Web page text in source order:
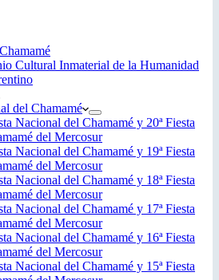
Cultural Inmaterial de la Humanidad
del Chamamé
Nacional del Chamamé y 20ª Fiesta
del Mercosur
Nacional del Chamamé y 19ª Fiesta
del Mercosur
Nacional del Chamamé y 18ª Fiesta
del Mercosur
Nacional del Chamamé y 17ª Fiesta
del Mercosur
Nacional del Chamamé y 16ª Fiesta
del Mercosur
Nacional del Chamamé y 15ª Fiesta